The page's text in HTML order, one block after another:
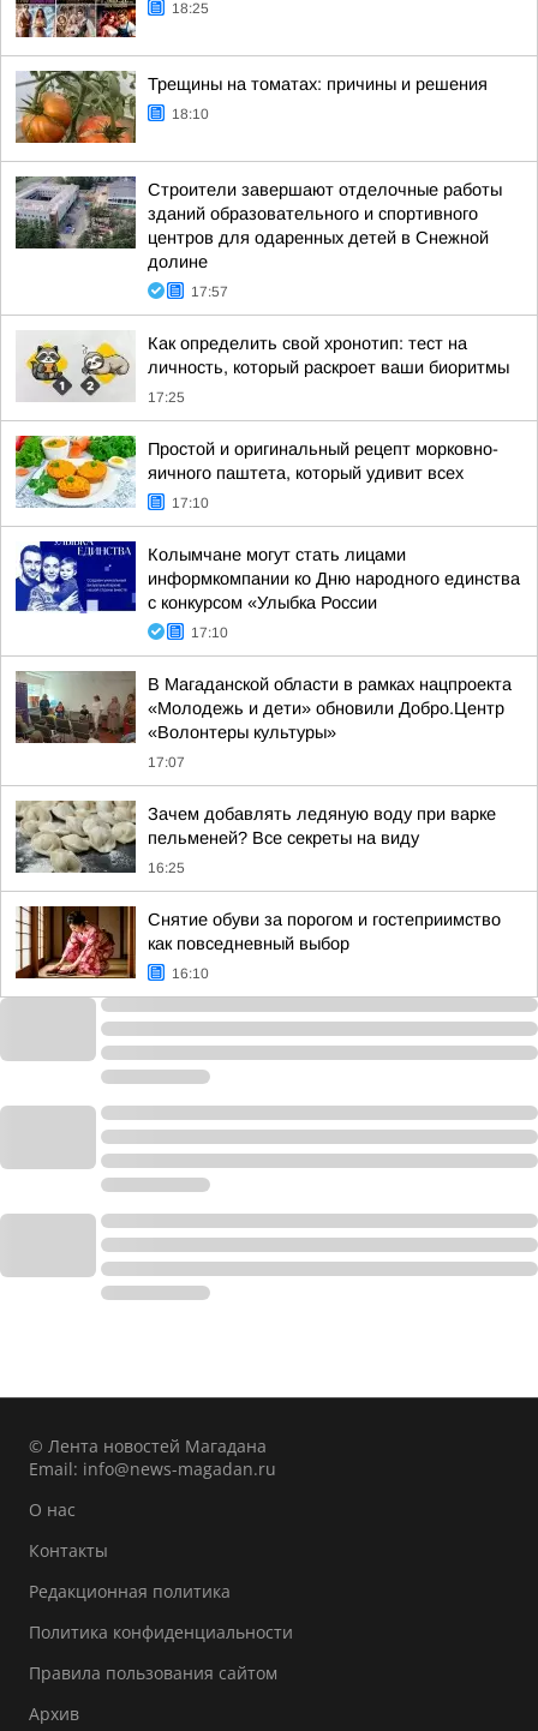
18:25
Трещины на томатах: причины и решения
18:10
Строители завершают отделочные работы
зданий образовательного и спортивного
центров для одаренных детей в Снежной
долине
17:57
Как определить свой хронотип: тест на
личность, который раскроет ваши биоритмы
17:25
Простой и оригинальный рецепт морковно-
яичного паштета, который удивит всех
17:10
Колымчане могут стать лицами
информкомпании ко Дню народного единства
с конкурсом «Улыбка России
17:10
В Магаданской области в рамках нацпроекта
«Молодежь и дети» обновили Добро.Центр
«Волонтеры культуры»
17:07
Зачем добавлять ледяную воду при варке
пельменей? Все секреты на виду
16:25
Снятие обуви за порогом и гостеприимство
как повседневный выбор
16:10
© Лента новостей Магадана
Email: info@news-magadan.ru
О нас
Контакты
Редакционная политика
Политика конфиденциальности
Правила пользования сайтом
Архив